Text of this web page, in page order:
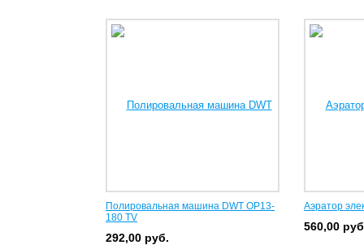
Полировальная машина DWT OP13-
180 TV
292,00 руб.
Аэратор
560,00